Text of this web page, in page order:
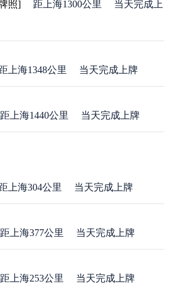
照] 距上海1300公里
当天完成上
上海1348公里 当天完成上牌
距上海1440公里 当天完成上牌
上海304公里 当天完成上牌
距上海377公里 当天完成上牌
距上海253公里 当天完成上牌